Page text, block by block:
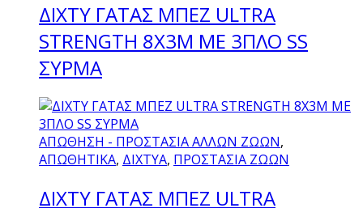
ΔΙΧΤΥ ΓΑΤΑΣ ΜΠΕΖ ULTRA
STRENGTH 8X3M ΜΕ 3ΠΛΟ SS
ΣΥΡΜΑ
ΑΠΩΘΗΣΗ - ΠΡΟΣΤΑΣΙΑ ΑΛΛΩΝ ΖΩΩΝ,
ΑΠΩΘΗΤΙΚΑ, ΔΙΧΤΥΑ, ΠΡΟΣΤΑΣΙΑ ΖΩΩΝ
ΔΙΧΤΥ ΓΑΤΑΣ ΜΠΕΖ ULTRA